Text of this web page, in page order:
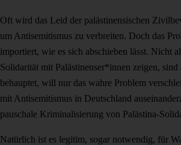
Oft wird das Leid der palästinensischen
um Antisemitismus zu verbreiten. Doch das
importiert, wie es sich abschieben lässt. Nicht
Solidarität mit Palästinenser*innen zeigen, sind
behauptet, will nur das wahre Problem
mit Antisemitismus in Deutschland
pauschale Kriminalisierung von Palästina-
Natürlich ist es legitim, sogar notwendig, für